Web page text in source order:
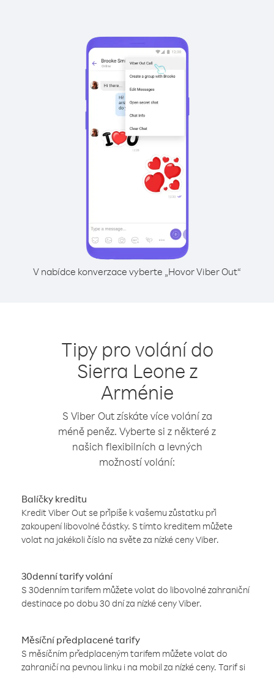
V nabídce konverzace vyberte „Hovor Viber Out“
Tipy pro volání do
Sierra Leone z
Arménie
S Viber Out získáte více volání za
méně peněz. Vyberte si z některé z
našich flexibilních a levných
možností volání:
Balíčky kreditu
Kredit Viber Out se připíše k vašemu zůstatku při
zakoupení libovolné částky. S tímto kreditem můžete
volat na jakékoli číslo na světe za nízké ceny Viber.
30denní tarify volání
S 30denním tarifem můžete volat do libovolné zahraniční
destinace po dobu 30 dní za nízké ceny Viber.
Měsíční předplacené tarify
S měsíčním předplaceným tarifem můžete volat do
zahraničí na pevnou linku i na mobil za nízké ceny. Tarif si